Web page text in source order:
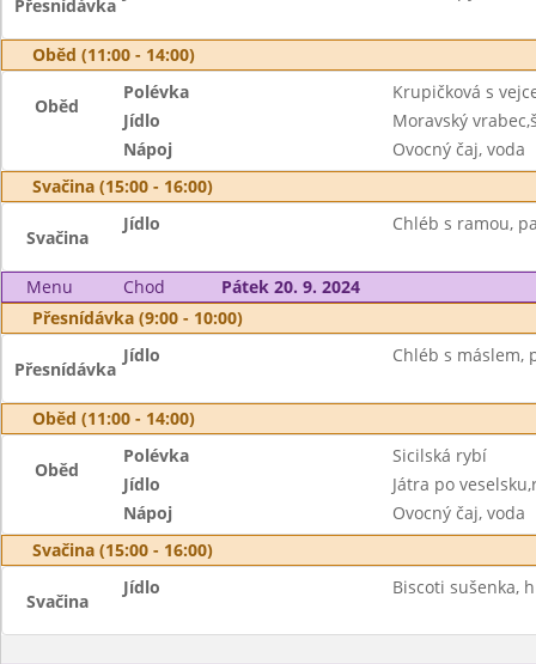
Přesnídávka
Oběd (11:00 - 14:00)
Oběd
Polévka
Krupičková s
Jídlo
Moravský
Nápoj
Ovocný čaj, voda
Svačina (15:00 - 16:00)
Svačina
Jídlo Chléb s ramou,
Menu Chod
Pátek 20. 9. 2024
Přesnídávka (9:00 - 10:00)
Přesnídávka
Jídlo Chléb s máslem,
Oběd (11:00 - 14:00)
Oběd
Polévka
Sicilská rybí
Jídlo
Játra po
Nápoj
Ovocný čaj, voda
Svačina (15:00 - 16:00)
Svačina
Jídlo Biscoti sušenka,